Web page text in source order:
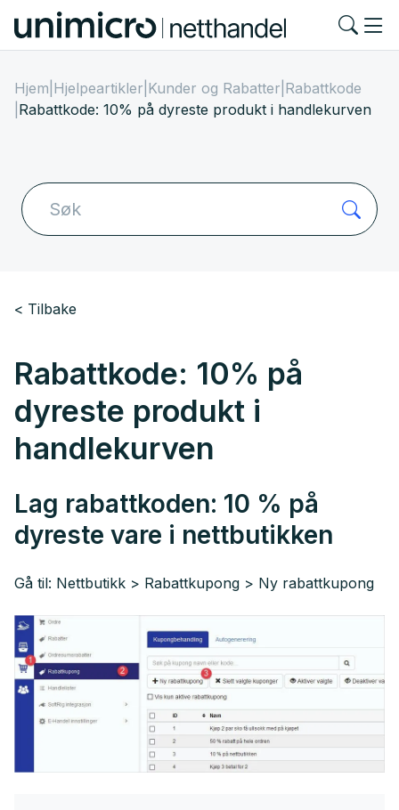
Hjem Hjelpeartikler Kunder og Rabatter Rabattkode
Rabattkode: 10% på dyreste produkt i handlekurven
Tilbake
Rabattkode: 10% på
dyreste produkt i
handlekurven
Lag rabattkoden: 10 % på
dyreste vare i nettbutikken
Gå til: Nettbutikk > Rabattkupong > Ny rabattkupong